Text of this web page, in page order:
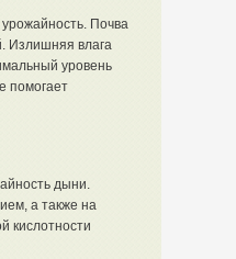
Почва
Излишняя влага
уровень
помогает
дыни.
а также на
кислотности